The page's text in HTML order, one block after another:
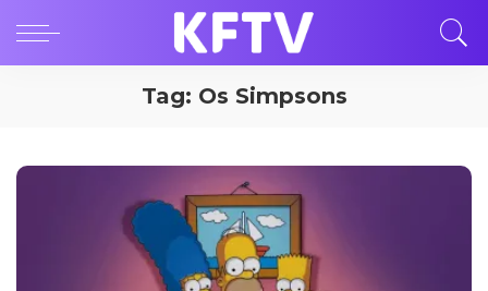
Tag: Os Simpsons